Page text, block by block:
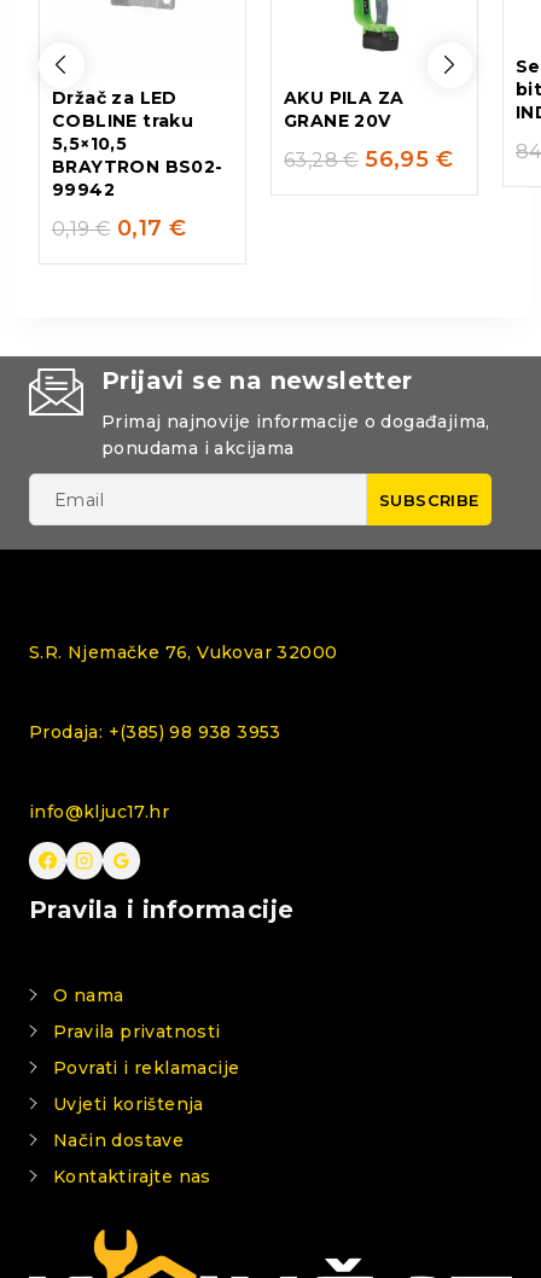
Držač za LED
COBLINE traku
5,5×10,5
BRAYTRON BS02-
99942
0,19€ 0,17 €
AKU PILA ZA
GRANE 20V
63,28€ 56,95 €
Prijavi se na newsletter
Primaj najnovije informacije o događajima,
ponudama i akcijama
S.R. Njemačke 76, Vukovar 32000
Prodaja: +(385) 98 938 3953
info@kljuc17.hr
Pravila i informacije
O nama
Pravila privatnosti
Povrati i reklamacije
Uvjeti korištenja
Način dostave
Kontaktirajte nas